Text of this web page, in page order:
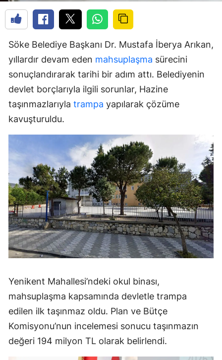
Söke Belediye Başkanı Dr. Mustafa İberya Arıkan,
yıllardır devam eden mahsuplaşma sürecini
sonuçlandırarak tarihi bir adım attı. Belediyenin
devlet borçlarıyla ilgili sorunlar, Hazine
taşınmazlarıyla trampa yapılarak çözüme
kavuşturuldu.
Yenikent Mahallesi’ndeki okul binası,
mahsuplaşma kapsamında devletle trampa
edilen ilk taşınmaz oldu. Plan ve Bütçe
Komisyonu’nun incelemesi sonucu taşınmazın
değeri 194 milyon TL olarak belirlendi.